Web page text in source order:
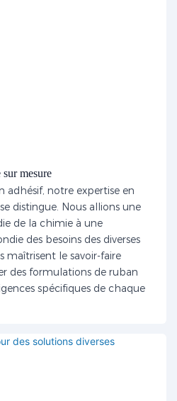
mesure
adhésif, notre expertise en
distingue. Nous allions une
de la chimie à une
des besoins des diverses
maîtrisent le savoir-faire
des formulations de ruban
spécifiques de chaque